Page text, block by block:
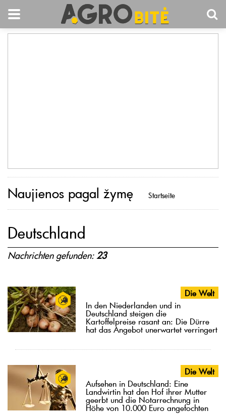
Naujienos pagal žymę Startseite
Deutschland
Nachrichten gefunden:23
Die Welt
In den Niederlanden und in
Deutschland steigen die
Kartoffelpreise rasant an: Die Dürre
hat das Angebot unerwartet verringert
Die Welt
Aufsehen in Deutschland: Eine
Landwirtin hat den Hof ihrer Mutter
geerbt und die Notarrechnung in
Höhe von 10.000 Euro angefochten